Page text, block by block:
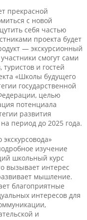
прекрасной
с новой
себя частью
проекта будет
— экскурсионный
смогут сами
и гостей
«Школы будущего
государственной
целью
потенциала
развития
период до 2025 года.
изучение
школьный курс
вызывает интерес
мышление.
благоприятные
интересов для
и